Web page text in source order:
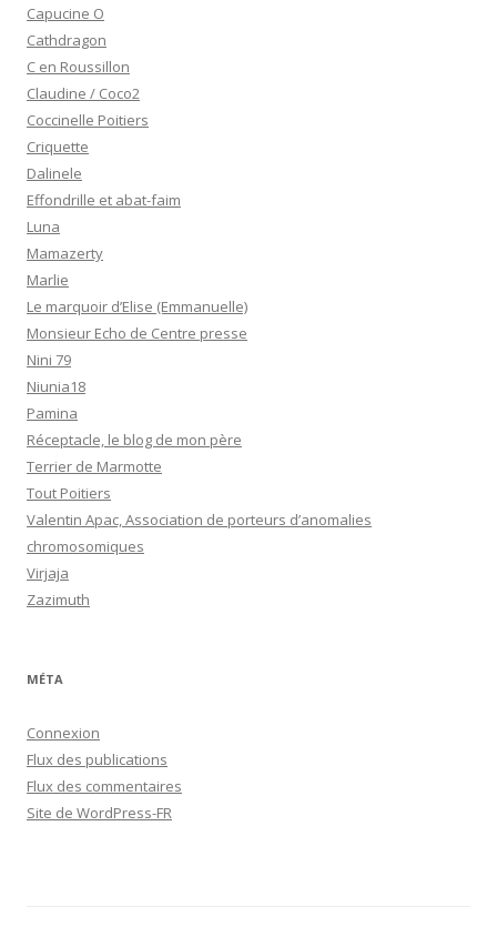
Capucine O
Cathdragon
C en Roussillon
Claudine / Coco2
Coccinelle Poitiers
Criquette
Dalinele
Effondrille et abat-faim
Luna
Mamazerty
Marlie
Le marquoir d’Elise (Emmanuelle)
Monsieur Echo de Centre presse
Nini 79
Niunia18
Pamina
Réceptacle, le blog de mon père
Terrier de Marmotte
Tout Poitiers
Valentin Apac, Association de porteurs d’anomalies
chromosomiques
Virjaja
Zazimuth
MÉTA
Connexion
Flux des publications
Flux des commentaires
Site de WordPress-FR